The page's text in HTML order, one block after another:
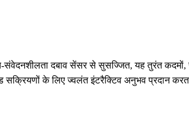
दबाव सेंसर से सुसज्जित, यह तुरंत कदमों,
सक्रियणों के लिए ज्वलंत इंटरैक्टिव अनुभव प्रदान